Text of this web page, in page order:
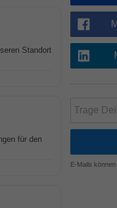
Standort
für den
E-Mails